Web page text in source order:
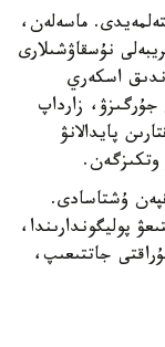
ماسەلەن،
نۇسقاۋشىلارى
اسكەري
جۇرگىزۋ، زارداپ
پايدالانۋ
وتكىزگەن.
ۇشتاسادى.
پوليگوندارىندا،
جاتتىعىپ،